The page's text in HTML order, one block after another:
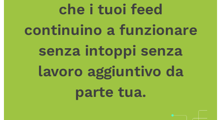
che i tuoi feed
continuino a funzionare
senza intoppi senza
lavoro aggiuntivo da
parte tua.